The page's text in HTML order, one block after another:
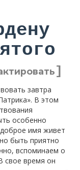
]
завтра
В этом
особенно
имя живет
быть приятно
вспоминаем о
свое время он